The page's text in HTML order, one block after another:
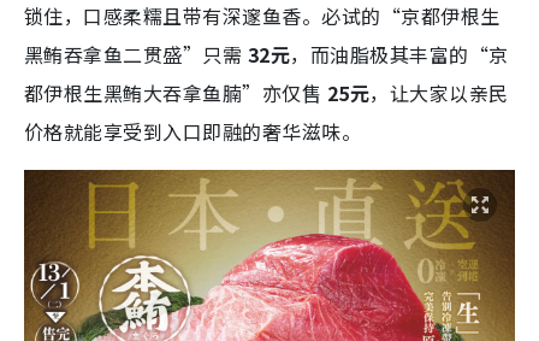
锁住，口感柔糯且带有深邃鱼香。必试的“京都伊根生
黑鲔吞拿鱼二贯盛”只需 32元，而油脂极其丰富的“京
都伊根生黑鲔大吞拿鱼腩”亦仅售 25元，让大家以亲民
价格就能享受到入口即融的奢华滋味。